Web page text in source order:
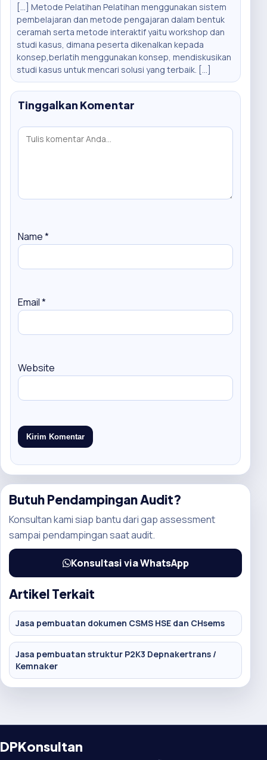
[…] Metode Pelatihan Pelatihan menggunakan sistem
pembelajaran dan metode pengajaran dalam bentuk
ceramah serta metode interaktif yaitu workshop dan
studi kasus, dimana peserta dikenalkan kepada
konsep,berlatih menggunakan konsep, mendiskusikan
studi kasus untuk mencari solusi yang terbaik. […]
Tinggalkan Komentar
Name*
Email*
Website
Butuh Pendampingan Audit?
Konsultan kami siap bantu dari gap assessment
sampai pendampingan saat audit.
Konsultasi via WhatsApp
Artikel Terkait
Jasa pembuatan dokumen CSMS HSE dan CHsems
Jasa pembuatan struktur P2K3 Depnakertrans /
Kemnaker
DPKonsultan